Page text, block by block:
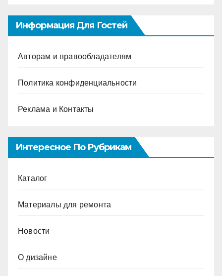
Информация Для Гостей
Авторам и правообладателям
Политика конфиденциальности
Реклама и Контакты
Интересное По Рубрикам
Каталог
Материалы для ремонта
Новости
О дизайне